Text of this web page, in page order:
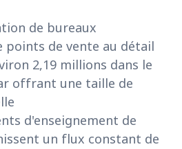
de bureaux
points de vente au détail
2,19 millions dans le
offrant une taille de
d'enseignement de
un flux constant de